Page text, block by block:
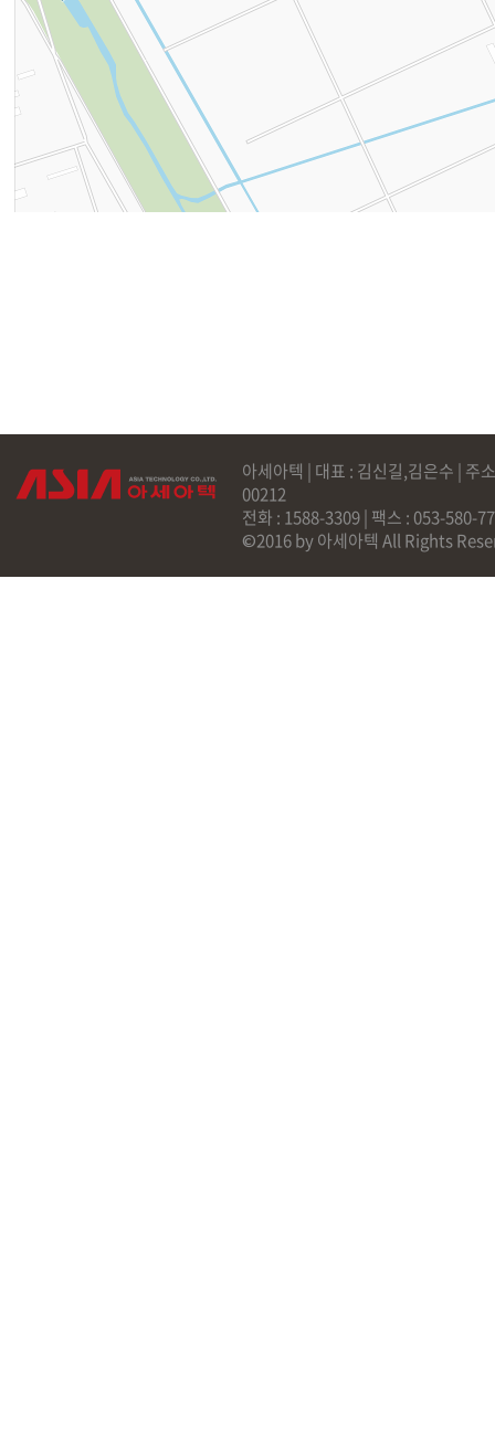
아세아텍 | 대표 : 김신길,김은수 | 주
00212
전화 : 1588-3309 | 팩스 : 053-580-
©2016 by 아세아텍 All Rights